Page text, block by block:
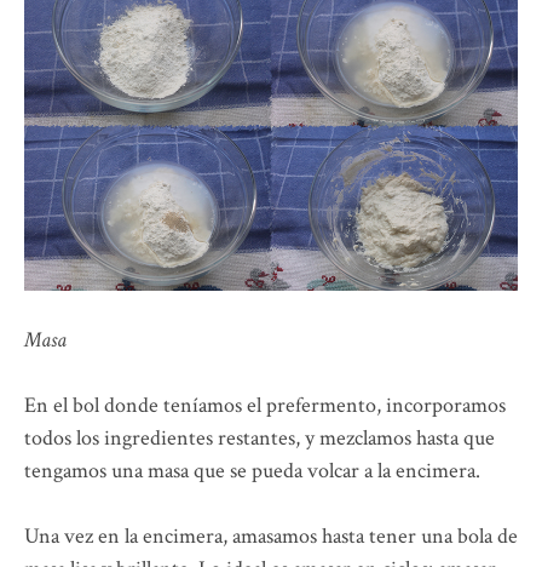
Masa
En el bol donde teníamos el prefermento, incorporamos
todos los ingredientes restantes, y mezclamos hasta que
tengamos una masa que se pueda volcar a la encimera.
Una vez en la encimera, amasamos hasta tener una bola de